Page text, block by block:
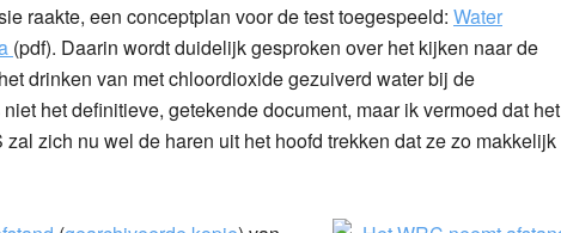
raakte, een conceptplan voor de test toegespeeld: Water
(pdf). Daarin wordt duidelijk gesproken over het kijken naar de
drinken van met chloordioxide gezuiverd water bij de
het definitieve, getekende document, maar ik vermoed dat het
zich nu wel de haren uit het hoofd trekken dat ze zo makkelijk